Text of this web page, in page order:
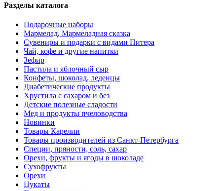
Разделы каталога
Подарочные наборы
Мармелад, Мармеладная сказка
Сувениры и подарки с видами Питера
Чай, кофе и другие напитки
Зефир
Пастила и яблочный сыр
Конфеты, шоколад, леденцы
Диабетические продукты
Хрустила с сахаром и без
Детские полезные сладости
Мед и продукты пчеловодства
Новинки
Товары Карелии
Товары производителей из Санкт-Петербурга
Специи, пряности, соль, сахар
Орехи, фрукты и ягоды в шоколаде
Сухофрукты
Орехи
Цукаты